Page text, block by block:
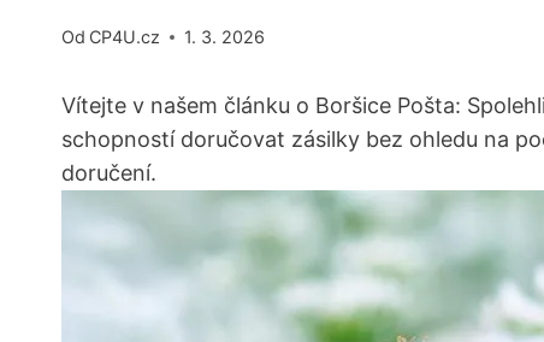
Od CP4U.cz 1. 3. 2026
Vítejte v našem článku o Boršice Pošta:
schopností doručovat ⁣zásilky bez ohledu na
doručení.